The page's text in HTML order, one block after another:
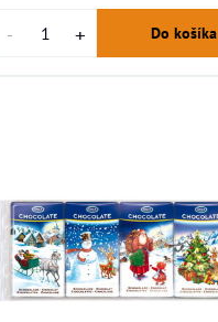
Do košíka